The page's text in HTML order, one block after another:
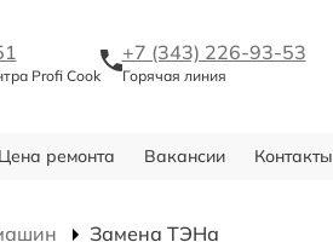
Profi Cook
+7 (343) 226-93-53
Горячая линия
Цена ремонта Вакансии Контакты
Замена ТЭНа